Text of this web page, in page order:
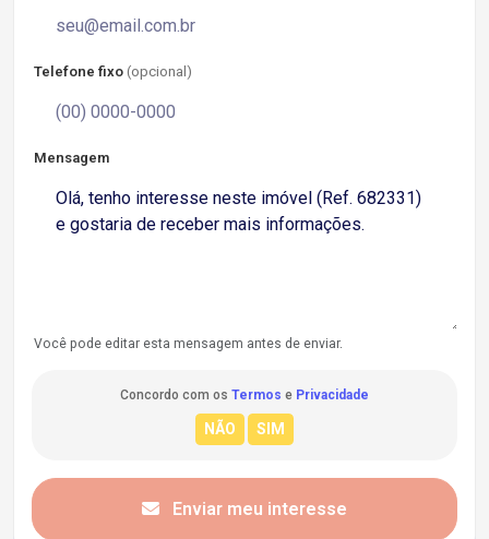
Telefone fixo (opcional)
Mensagem
Você pode editar esta mensagem antes de enviar.
Concordo com os Termos e Privacidade
Enviar meu interesse